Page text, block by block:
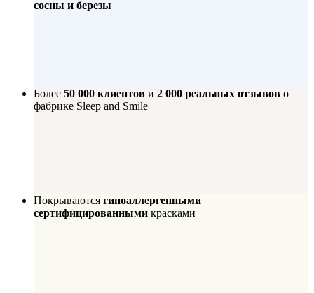
сосны и березы
Более 50 000 клиентов и 2 000 реальных отзывов о
фабрике Sleep and Smile
Покрываются гипоаллергенными
сертифицированными красками